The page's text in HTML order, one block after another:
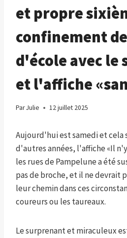
et propre
confinement
d'école avec le
et l'affiche
ParJulie 12 juillet 2025
Aujourd'hui est samedi et cela
d'autres années, l'affiche «Il
les rues de Pampelune a été
pas de broche, et il ne devrait
leur chemin dans ces
coureurs ou les taureaux.
Le surprenant et miraculeux